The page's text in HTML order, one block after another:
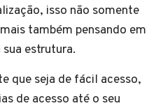
isso não somente
também pensando em
estrutura.
que seja de fácil acesso,
de acesso até o seu